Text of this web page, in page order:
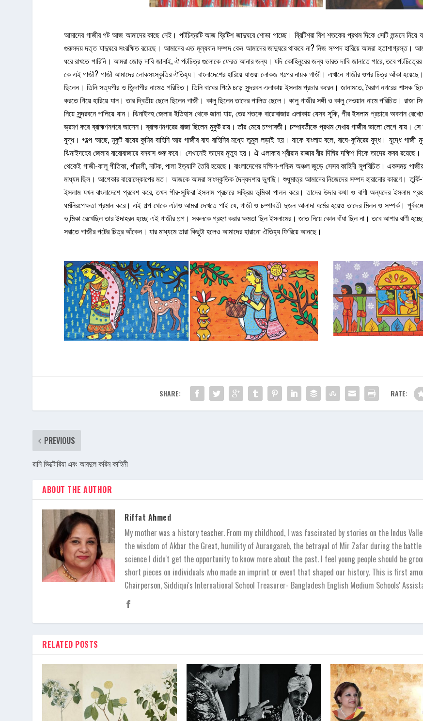
আমাদের গাজীর পট আজ আমাদের কাছে নেই। পটচিত্রটি আজ ব্রিটিশ জাদুঘরে শোভা পাচ্ছে। ব্রিটিশরা বিশ শতকের প্রথম দিকে সেটি লন্ডনে
গুরুসদয় দত্ত যাদুঘরে সংরক্ষিত রয়েছে। আমাদের এত মূল্যবান সম্পদ কেন আমাদের জাদুঘরে থাকবে না? নিজ সম্পদ হারিয়ে আমরা হতাশাগ্রস্ত।
ধরে রাখতে পারিনি। আমরা জোড় দাবি জানাই, ঐ পটচিত্র গুলোকে ফেরত আনার জন্য। যদি কোহিনুরের জন্য ভারত দাবি জানাতে পারে, তবে
কে এই গাজী? গাজী আমাদের লোকসংস্কৃতির ঐতিহ্য। বাংলাদেশের হারিয়ে যাওয়া লোকজ গল্পের নায়ক গাজী। এখানে গাজীর ওপর চিত্র আঁকা
ছিলেন। তিনি সত্যপীর ও জিন্দাপীর নামেও পরিচিত। তিনি বাঘের পিঠে চড়ে সুন্দরবন এলাকায় ইসলাম প্রচার করেন। জানামতে, বৈরাগ নগরের শাসক
করতে গিয়ে হারিয়ে যান। তার দ্বিতীয় ছেলে ছিলেন গাজী। কালু ছিলেন তাদের পালিত ছেলে। কালু গাজীর সঙ্গী ও কালু দেওয়ান নামে পরিচিত। রাজা
নিয়ে সুন্দরবনে পালিয়ে যান। ঝিনাইদহ জেলার ইতিহাস থেকে জানা যায়, তের শতকে বারোবাজার এলাকায় যেসব সূফি, পীর ইসলাম প্রচারে অবদান
ভ্রমণ করে ব্রাহ্মণনগরে আসেন। ব্রাহ্মণনগরের রাজা ছিলেন মুকুট রায়। তাঁর মেয়ে চম্পাবতী। চম্পাবতীকে প্রথম দেখায় গাজীর ভালো লেগে যায়।
যুদ্ধ। গল্পে আছে, মুকুট রায়ের কুমির বাহিনি আর গাজীর বাঘ বাহিনির মধ্যে তুমুল লড়াই হয়। যাকে বাংলায় বলে, বাঘে-কুমিরের যুদ্ধ। যুদ্ধে গাজী
ঝিনাইদহের জেলার বারোবাজারে বসবাস শুরু করে। সেখানেই তাদের মৃত্যু হয়। ঐ এলাকার শ্রীরাম রাজার বীর দিঘির দক্ষিণ দিকে তাদের কবর রয়েছে।
থেকেই গাজী-কালু গীতিকা, পাঁচালী, নাটক, পালা ইত্যাদি তৈরি হয়েছে। বাংলাদেশের দক্ষিণ-পশ্চিম অঞ্চল জুড়ে সেসব কাহিনী সুপরিচিত। একসময়
মাধ্যম ছিল। আগেকার বায়োস্কোপের মত। আজকে আমরা সাংস্কৃতিক দৈন্যদশায় ভুগছি। শুধুমাত্র আমাদের নিজেদের সম্পদ হারানোর কারণে।
ইসলাম যখন বাংলাদেশে প্রবেশ করে, তখন পীর-সুফিরা ইসলাম প্রচারে সক্রিয় ভূমিকা পালন করে। তাদের উদার কথা ও বাণী অন্যদের ইসলাম
ধর্মনিরপেক্ষতা প্রমান করে। এই গল্প থেকে এটাও আমরা দেখতে পাই যে, গাজী ও চম্পাবতী দুজন আলাদা ধর্মের হয়েও তাদের মিলন ও সম্পর্ক।
ভ‚মিকা রেখেছিল তার উদাহরন হচ্ছে এই গাজীর গল্প। সকলকে গ্রহণ করার ক্ষমতা ছিল ইসলামের। জাত নিয়ে কোন বাঁধা ছিল না। তবে আশার বাণী
সরাতে গাজীর পটের চিত্র আঁকেন। যার মাধ্যমে তারা কিছুটা হলেও আমাদের হারানো ঐতিহ্য ফিরিয়ে আনছে।
SHARE: RATE:
PREVIOUS
রানি ভিক্টোরিয়া এবং আবদুল করিম কাহিনী
ABOUT THE AUTHOR
Riffat Ahmed
My mother was a history teacher. From my childhood, I was fascinated by stories on the Indus
the wisdom of Akbar the Great, humility of Aurangazeb, the betrayal of Mir Zafar during the
science I didn't get the opportunity to know more about the past. I feel young people should be
short pieces on individuals who made an imprint or event that shaped our history. This is first
Chairperson, Siddiqui's International School Treasurer- Bangladesh English Medium Schools'
RELATED POSTS